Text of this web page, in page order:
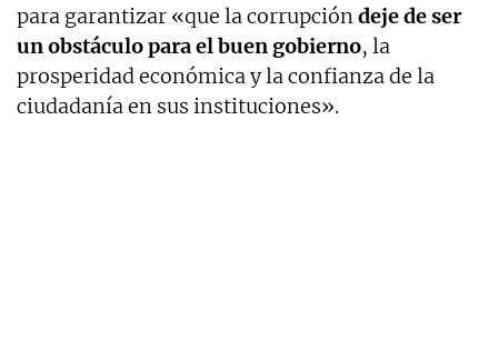
para garantizar «que la corrupcióndeje de ser
un obstáculo para el buen gobierno, la
prosperidad económica y la confianza de la
ciudadanía en sus instituciones».